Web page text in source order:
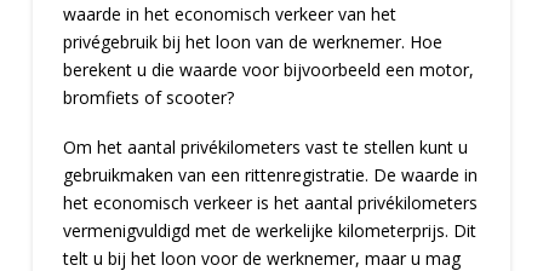
waarde in het economisch verkeer van het
privégebruik bij het loon van de werknemer. Hoe
berekent u die waarde voor bijvoorbeeld een motor,
bromfiets of scooter?
Om het aantal privékilometers vast te stellen kunt u
gebruikmaken van een rittenregistratie. De waarde in
het economisch verkeer is het aantal privékilometers
vermenigvuldigd met de werkelijke kilometerprijs. Dit
telt u bij het loon voor de werknemer, maar u mag